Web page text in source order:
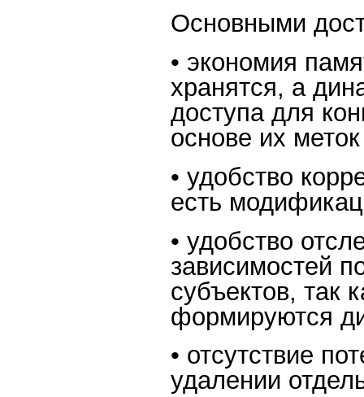
Основными
• экономия
хранятся, а
доступа для
основе их
• удобство
есть
• удобство
зависимостей
субъектов, так
формируются
• отсутствие
удалении